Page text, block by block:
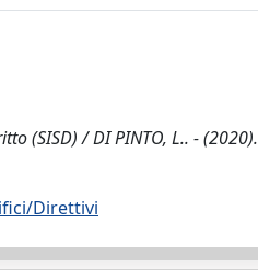
(SISD) / DI PINTO, L.. - (2020).
Direttivi